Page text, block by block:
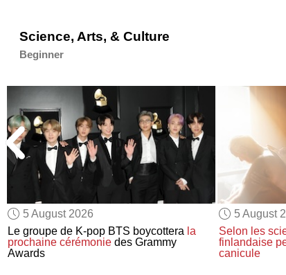
Science, Arts, & Culture
Beginner
5 August 2026
Le groupe de K-pop BTS boycottera la
prochaine cérémoniedes Grammy
Awards
5 August
Selon les
finlandaise
canicule